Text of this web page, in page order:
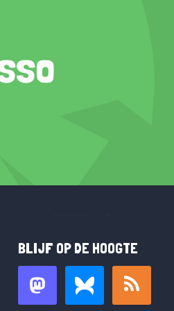
BLIJF OP DE HOOGTE